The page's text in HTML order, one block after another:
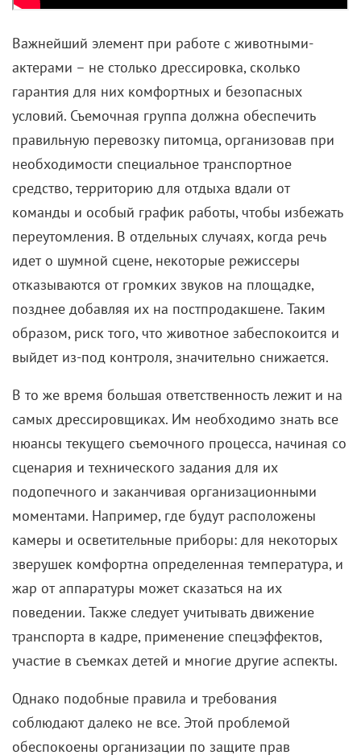
Важнейший элемент при работе с животными-
актерами – не столько дрессировка, сколько
гарантия для них комфортных и безопасных
условий. Съемочная группа должна обеспечить
правильную перевозку питомца, организовав при
необходимости специальное транспортное
средство, территорию для отдыха вдали от
команды и особый график работы, чтобы избежать
переутомления. В отдельных случаях, когда речь
идет о шумной сцене, некоторые режиссеры
отказываются от громких звуков на площадке,
позднее добавляя их на постпродакшене. Таким
образом, риск того, что животное забеспокоится и
выйдет из-под контроля, значительно снижается.
В то же время большая ответственность лежит и на
самых дрессировщиках. Им необходимо знать все
нюансы текущего съемочного процесса, начиная со
сценария и технического задания для их
подопечного и заканчивая организационными
моментами. Например, где будут расположены
камеры и осветительные приборы: для некоторых
зверушек комфортна определенная температура, и
жар от аппаратуры может сказаться на их
поведении. Также следует учитывать движение
транспорта в кадре, применение спецэффектов,
участие в съемках детей и многие другие аспекты.
Однако подобные правила и требования
соблюдают далеко не все. Этой проблемой
обеспокоены организации по защите прав